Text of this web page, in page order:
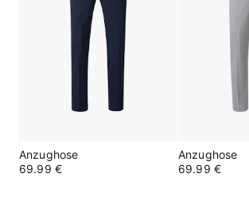
Anzughose
69.99 €
Anzughose
69.99 €